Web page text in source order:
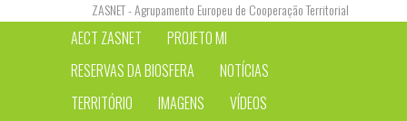
ZASNET - Agrupamento Europeu de Cooperação Territorial
AECT ZASNET
PROJETO MI
RESERVAS DA BIOSFERA
NOTÍCIAS
TERRITÓRIO
IMAGENS
VÍDEOS